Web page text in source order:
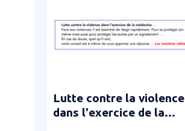
Lutte contre la violence
dans l'exercice de la